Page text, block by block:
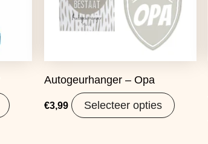
Autogeurhanger – Opa
€3,99 Selecteer opties